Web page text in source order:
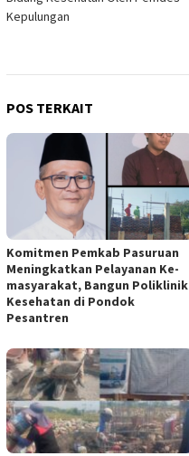
Kepulungan
POS TERKAIT
Komitmen Pemkab Pasuruan
Meningkatkan Pelayanan Ke-
masyarakat, Bangun Poliklinik
Kesehatan di Pondok
Pesantren